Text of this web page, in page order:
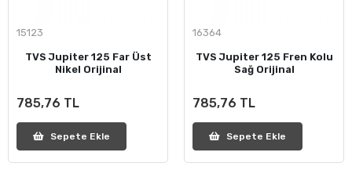
15123
TVS Jupiter 125 Far Üst
Nikel Orijinal
785,76 TL
Sepete Ekle
16364
TVS Jupiter 125 Fren Kolu
Sağ Orijinal
785,76 TL
Sepete Ekle